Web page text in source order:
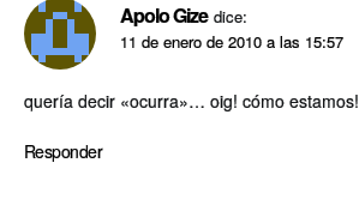
Apolo Gize dice:
11 de enero de 2010 a las 15:57
querí­a decir «ocurra»… oig! cómo estamos!
Responder